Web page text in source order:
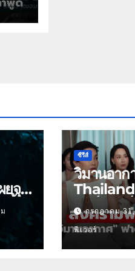
ยจุด
ซีรีส์
วิมานอาก
ฟอร์มยักษ์
กรกฎาคม
ฟีเวอร์